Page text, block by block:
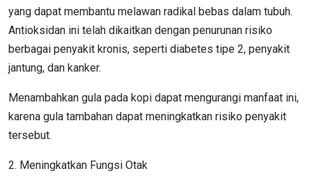
yang dapat membantu melawan radikal bebas dalam tubuh.
Antioksidan ini telah dikaitkan dengan penurunan risiko
berbagai penyakit kronis, seperti diabetes tipe 2, penyakit
jantung, dan kanker.
Menambahkan gula pada kopi dapat mengurangi manfaat ini,
karena gula tambahan dapat meningkatkan risiko penyakit
tersebut.
2. Meningkatkan Fungsi Otak